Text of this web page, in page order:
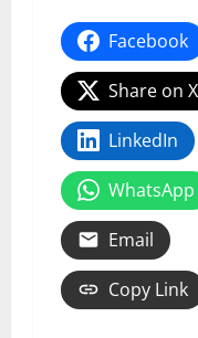
Facebook
Share on X
LinkedIn
WhatsApp
Email
Copy Link